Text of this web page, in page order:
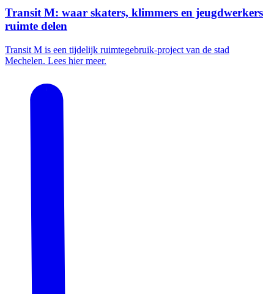
Transit M: waar skaters, klimmers en jeugdwerkers
ruimte delen
Transit M is een tijdelijk ruimtegebruik-project van de stad
Mechelen. Lees hier meer.